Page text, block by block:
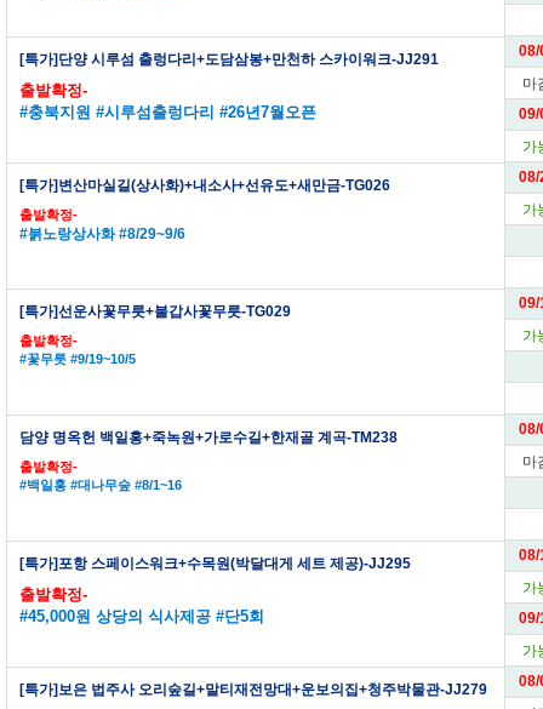
[특가]단양 시루섬 출렁다리+도담삼봉+만천하 스카이워크-JJ291
출발확정-
#충북지원 #시루섬출렁다리 #26년7월오픈
08/
마
09/
가
[특가]변산마실길(상사화)+내소사+선유도+새만금-TG026
출발확정-
#붉노랑상사화 #8/29~9/6
08/
가
[특가]선운사꽃무릇+불갑사꽃무릇-TG029
출발확정-
#꽃무릇 #9/19~10/5
09/
가
담양 명옥헌 백일홍+죽녹원+가로수길+한재골 계곡-TM238
출발확정-
#백일홍 #대나무숲 #8/1~16
08/
마
[특가]포항 스페이스워크+수목원(박달대게 세트 제공)-JJ295
출발확정-
#45,000원 상당의 식사제공 #단5회
08/
가
09/
가
[특가]보은 법주사 오리숲길+말티재전망대+운보의집+청주박물관-JJ279
08/